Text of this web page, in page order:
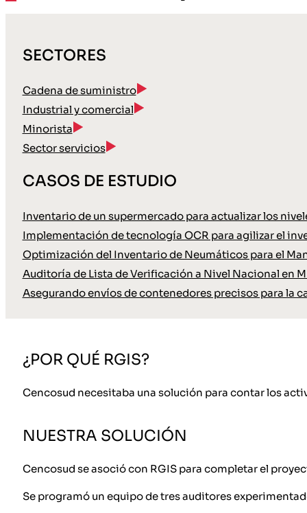
SECTORES
Cadena de suministro
Industrial y comercial
Minorista
Sector servicios
CASOS DE ESTUDIO
Inventario de un supermercado para actualizar los
Implementación de tecnología OCR para agilizar el
Optimización del Inventario de Neumáticos para el
Auditoría de Lista de Verificación a Nivel Nacional en
Asegurando envíos de contenedores precisos para la
¿POR QUÉ RGIS?
Cencosud necesitaba una solución para contar los
NUESTRA SOLUCIÓN
Cencosud se asoció con RGIS para completar el
Se programó un equipo de tres auditores